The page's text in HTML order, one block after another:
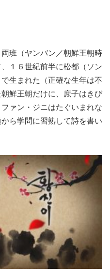
班（ヤンバン／朝鮮王朝時
１６世紀前半に松都（ソン
生まれた（正確な生年は不
鮮王朝だけに、庶子はきび
ァン・ジニはたぐいまれな
ら学問に習熟して詩を書い